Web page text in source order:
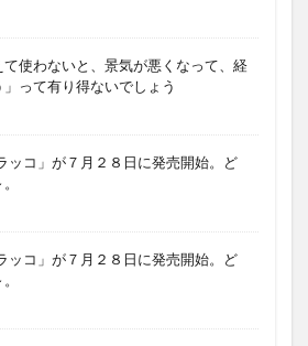
て使わないと、景気が悪くなって、経
って有り得ないでしょう
ッコ」が７月２８日に発売開始。ど
ッコ」が７月２８日に発売開始。ど